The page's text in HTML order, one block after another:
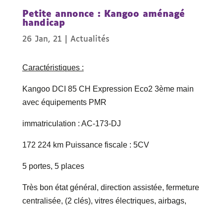
Petite annonce : Kangoo aménagé
handicap
26 Jan, 21 Actualités
Caractéristiques :
Kangoo DCI 85 CH Expression Eco2 3ème main
avec équipements PMR
immatriculation : AC-173-DJ
172 224 km Puissance fiscale : 5CV
5 portes, 5 places
Très bon état général, direction assistée, fermeture
centralisée, (2 clés), vitres électriques, airbags,